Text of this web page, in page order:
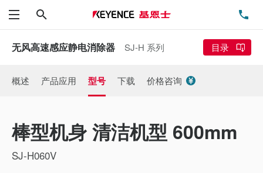
菜单
无风高速感应静电消除器 SJ-H 系列 目录
概述 产品应用 型号 下载 价格咨询
棒型机身 清洁机型 600mm
SJ-H060V